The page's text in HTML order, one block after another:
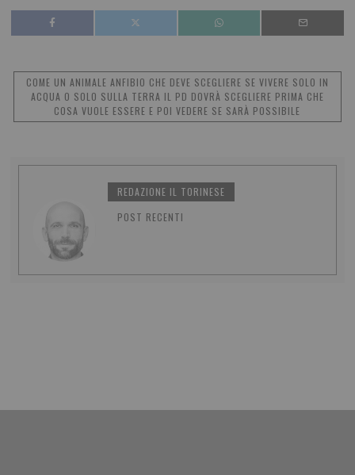
COME UN ANIMALE ANFIBIO CHE DEVE SCEGLIERE SE VIVERE SOLO IN
ACQUA O SOLO SULLA TERRA IL PD DOVRÀ SCEGLIERE PRIMA CHE
COSA VUOLE ESSERE E POI VEDERE SE SARÀ POSSIBILE
REDAZIONE IL TORINESE
POST RECENTI